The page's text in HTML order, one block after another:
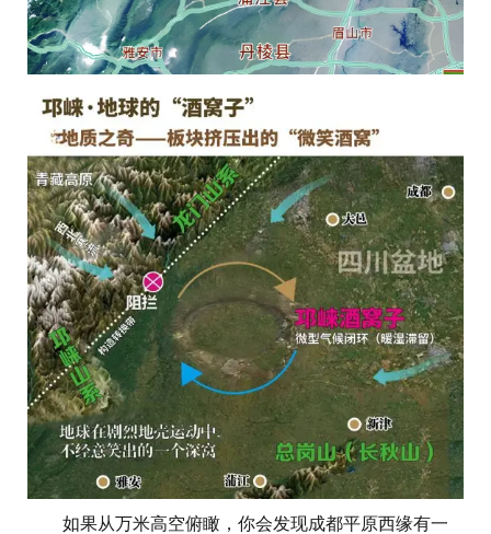
如果从万米高空俯瞰，你会发现成都平原西缘有一